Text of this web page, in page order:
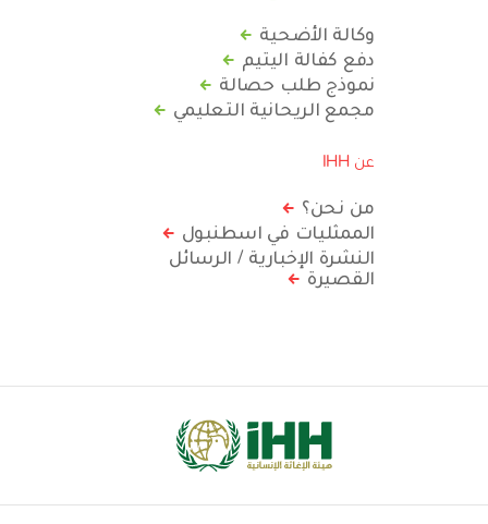
وكالة الأضحية
دفع كفالة اليتيم
نموذج طلب حصالة
مجمع الريحانية التعليمي
عن IHH
من نحن؟
الممثليات في اسطنبول
النشرة الإخبارية / الرسائل
القصيرة